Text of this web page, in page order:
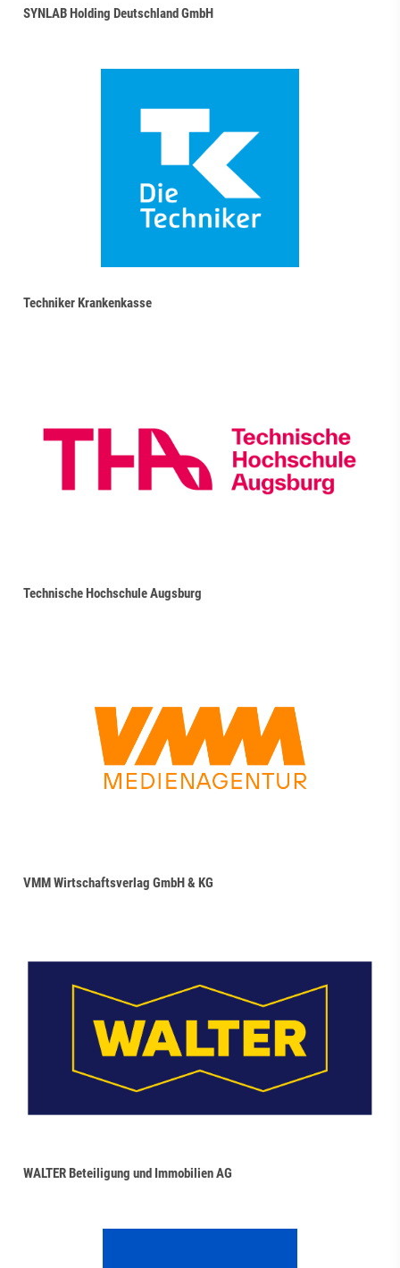
SYNLAB Holding Deutschland GmbH
Techniker Krankenkasse
Technische Hochschule Augsburg
VMM Wirtschaftsverlag GmbH & KG
WALTER Beteiligung und Immobilien AG